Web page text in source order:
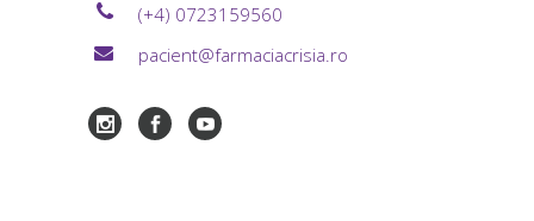
(+4) 0723159560
pacient@farmaciacrisia.ro